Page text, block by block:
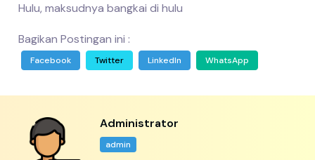
Hulu, maksudnya bangkai di hulu
Bagikan Postingan ini :
Facebook Twitter LinkedIn WhatsApp
Administrator
admin